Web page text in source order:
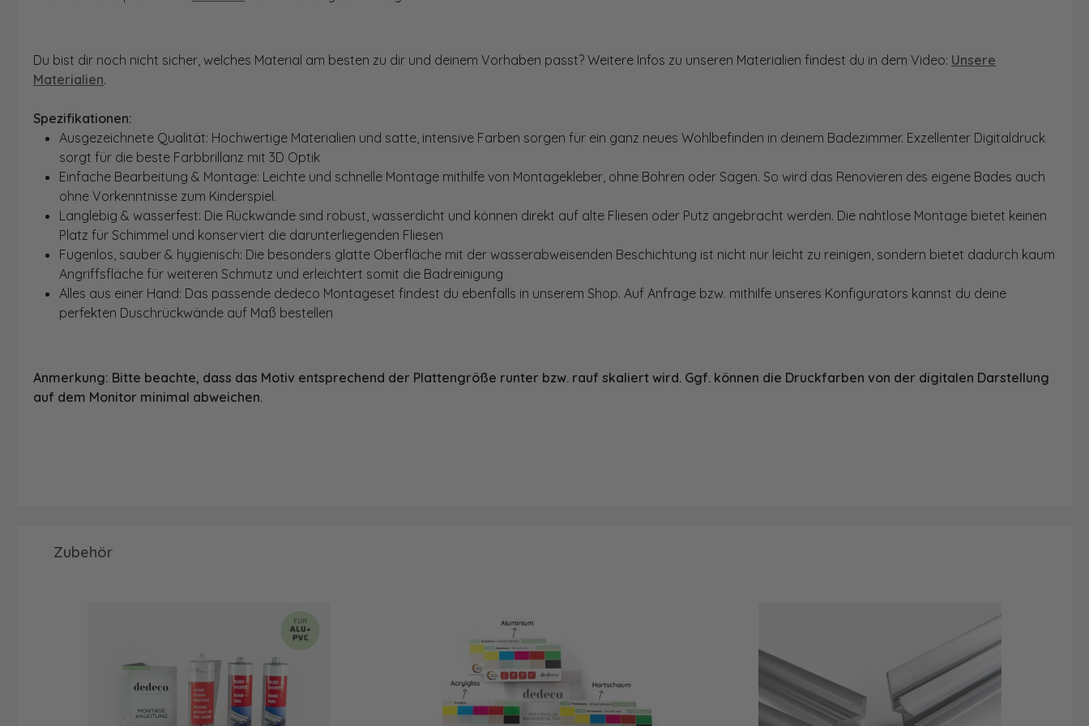
Du bist dir noch nicht sicher, welches Material am besten zu dir und deinem Vorhaben passt? Weitere Infos zu unseren Materialien findest du in dem Video: Unsere
Materialien.
Spezifikationen:
Ausgezeichnete Qualität: Hochwertige Materialien und satte, intensive Farben sorgen für ein ganz neues Wohlbefinden in deinem Badezimmer. Exzellenter Digitaldruck
sorgt für die beste Farbbrillanz mit 3D Optik
Einfache Bearbeitung & Montage: Leichte und schnelle Montage mithilfe von Montagekleber, ohne Bohren oder Sägen. So wird das Renovieren des eigene Bades auch
ohne Vorkenntnisse zum Kinderspiel.
Langlebig & wasserfest: Die Rückwände sind robust, wasserdicht und können direkt auf alte Fliesen oder Putz angebracht werden. Die nahtlose Montage bietet keinen
Platz für Schimmel und konserviert die darunterliegenden Fliesen
Fugenlos, sauber & hygienisch: Die besonders glatte Oberfläche mit der wasserabweisenden Beschichtung ist nicht nur leicht zu reinigen, sondern bietet dadurch kaum
Angriffsfläche für weiteren Schmutz und erleichtert somit die Badreinigung
Alles aus einer Hand: Das passende dedeco Montageset findest du ebenfalls in unserem Shop. Auf Anfrage bzw. mithilfe unseres Konfigurators kannst du deine
perfekten Duschrückwände auf Maß bestellen
Anmerkung: Bitte beachte, dass das Motiv entsprechend der Plattengröße runter bzw. rauf skaliert wird. Ggf. können die Druckfarben von der digitalen Darstellung
auf dem Monitor minimal abweichen.
Produktgalerie überspringen
Zubehör